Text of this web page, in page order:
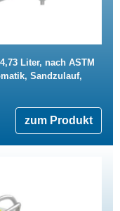
Liter, nach ASTM
Sandzulauf,
zum Produkt